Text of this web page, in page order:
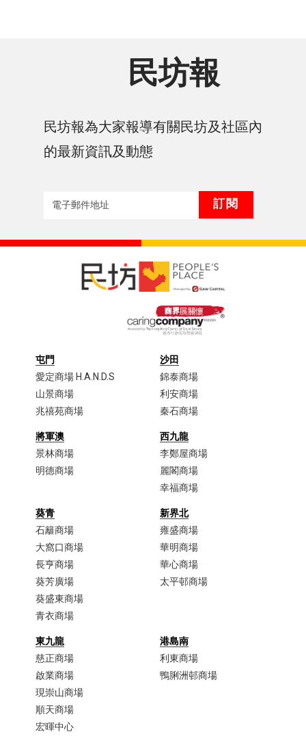
民坊報
民坊報為大家報導有關民坊及社區內
的最新資訊及動態
屯門
愛定商場 H.A.N.D.S
山景商場
兆禧苑商場
沙田
錦泰商場
利安商場
秦石商場
將軍澳
景林商場
明德商場
西九龍
李鄭屋商場​
麗閣商場
幸福商場
葵青
石籬商場
大窩口商場​
長亨商場
葵芳廣場
葵盛東商場
青衣商場​
新界北
雍盛商場
華明商場
華心商場
太平邨商場
東九龍
慈正商場​
啟業商場​
現崇山商場​
順天商場​
宏暉中心
港島南
利東商場
鴨脷洲邨商場